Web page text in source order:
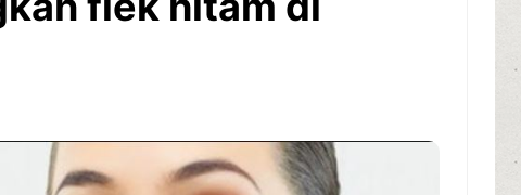
terakhir
paling ...
yang segar sekaligus beragam
manfaat bagi kesehatan. ...